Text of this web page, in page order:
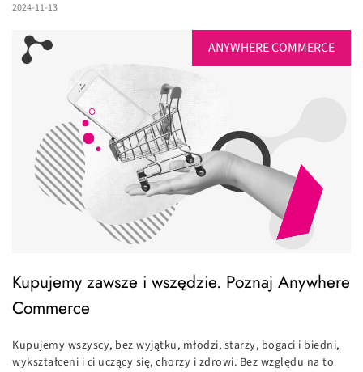
2024-11-13
ANYWHERE COMMERCE
Kupujemy zawsze i wszędzie. Poznaj Anywhere
Commerce
Kupujemy wszyscy, bez wyjątku, młodzi, starzy, bogaci i biedni,
wykształceni i ci uczący się, chorzy i zdrowi. Bez względu na to